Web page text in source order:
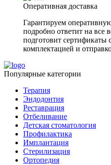
Оперативная доставка
Гарантируем
подробно ответит на все
подготовит сертификаты
комплектацией и
Популярные категории
Терапия
Эндодонтия
Реставрация
Отбеливание
Детская стоматология
Профилактика
Имплантация
Стерилизация
Ортопедия